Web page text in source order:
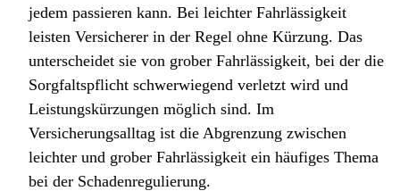
jedem passieren kann. Bei leichter Fahrlässigkeit
leisten Versicherer in der Regel ohne Kürzung. Das
unterscheidet sie von grober Fahrlässigkeit, bei der die
Sorgfaltspflicht schwerwiegend verletzt wird und
Leistungskürzungen möglich sind. Im
Versicherungsalltag ist die Abgrenzung zwischen
leichter und grober Fahrlässigkeit ein häufiges Thema
bei der Schadenregulierung.